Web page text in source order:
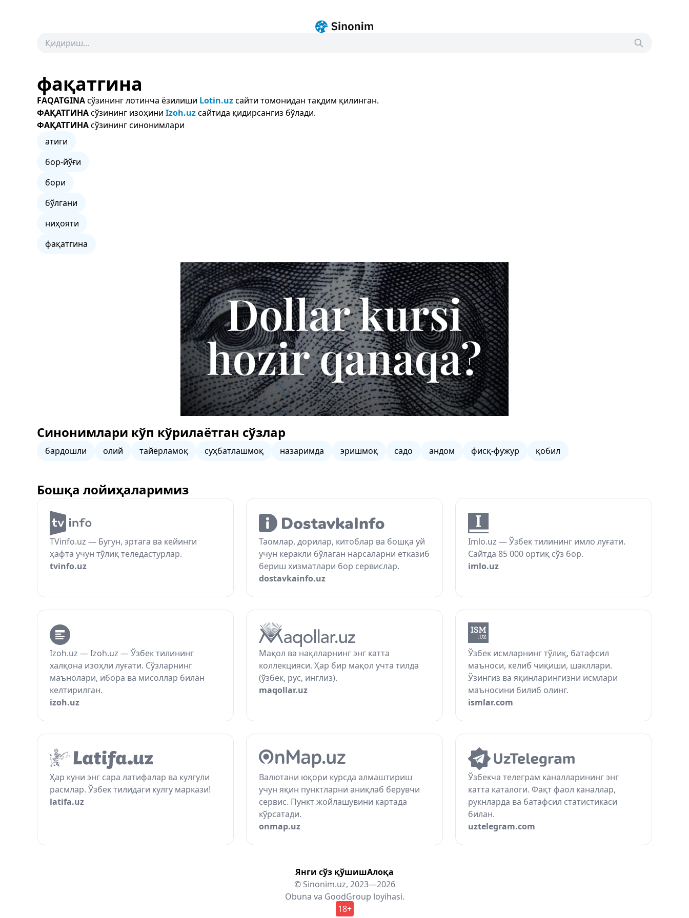
фақатгина
FAQATGINAсўзининг лотинча ёзилиши Lotin.uzсайти томонидан тақдим қилинган.
ФАҚАТГИНАсўзининг изоҳини Izoh.uzсайтида қидирсангиз бўлади.
ФАҚАТГИНАсўзининг синонимлари
атиги
бор-йўғи
бори
бўлгани
ниҳояти
фақатгина
Синонимлари кўп кўрилаётган сўзлар
бардошли олий тайёрламоқ суҳбатлашмоқ назаримда эришмоқ садо андом фисқ-фужур қобил
Бошқа лойиҳаларимиз
TVinfo.uz — Бугун, эртага ва кейинги
ҳафта учун тўлиқ теледастурлар.
tvinfo.uz
Таомлар, дорилар, китоблар ва бошқа уй
учун керакли бўлаган нарсаларни етказиб
бериш хизматлари бор сервислар.
dostavkainfo.uz
Imlo.uz — Ўзбек тилининг имло луғати.
Сайтда 85 000 ортиқ сўз бор.
imlo.uz
Izoh.uz — Izoh.uz — Ўзбек тилининг
халқона изоҳли луғати. Сўзларнинг
маънолари, ибора ва мисоллар билан
келтирилган.
izoh.uz
Мақол ва нақлларнинг энг катта
коллекцияси. Ҳар бир мақол учта тилда
(ўзбек, рус, инглиз).
maqollar.uz
Ўзбек исмларнинг тўлиқ, батафсил
маъноси, келиб чиқиши, шакллари.
Ўзингиз ва яқинларингизни исмлари
маъносини билиб олинг.
ismlar.com
Ҳар куни энг сара латифалар ва кулгули
расмлар. Ўзбек тилидаги кулгу маркази!
latifa.uz
Валютани юқори курсда алмаштириш
учун яқин пунктларни аниқлаб берувчи
сервис. Пункт жойлашувини картада
кўрсатади.
onmap.uz
Ўзбекча телеграм каналларининг энг
катта каталоги. Фақт фаол каналлар,
рукнларда ва батафсил статистикаси
билан.
uztelegram.com
Янги сўз қўшишАлоқа
© Sinonim.uz, 2023—2026
Obuna va GoodGroup loyihasi.
18+